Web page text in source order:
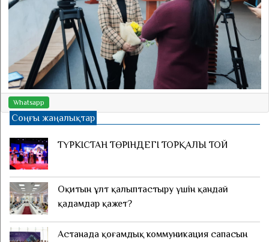
Whatsapp
Соңғы жаңалықтар
ТҮРКІСТАН ТӨРІНДЕГІ ТОРҚАЛЫ ТОЙ
Оқитын ұлт қалыптастыру үшін қандай
қадамдар қажет?
Астанада қоғамдық коммуникация сапасын